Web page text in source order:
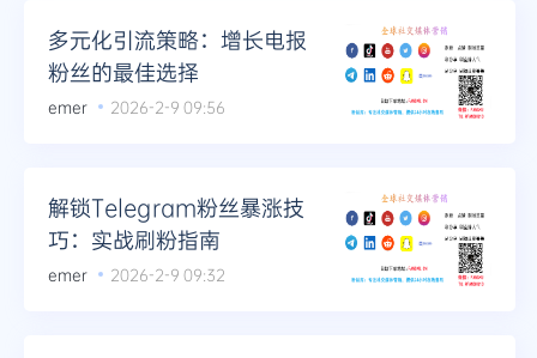
多元化引流策略：增长电报
粉丝的最佳选择
emer 2026-2-9 09:56
解锁Telegram粉丝暴涨技
巧：实战刷粉指南
emer 2026-2-9 09:32